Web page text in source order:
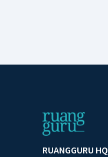
RUANGGURU HQ